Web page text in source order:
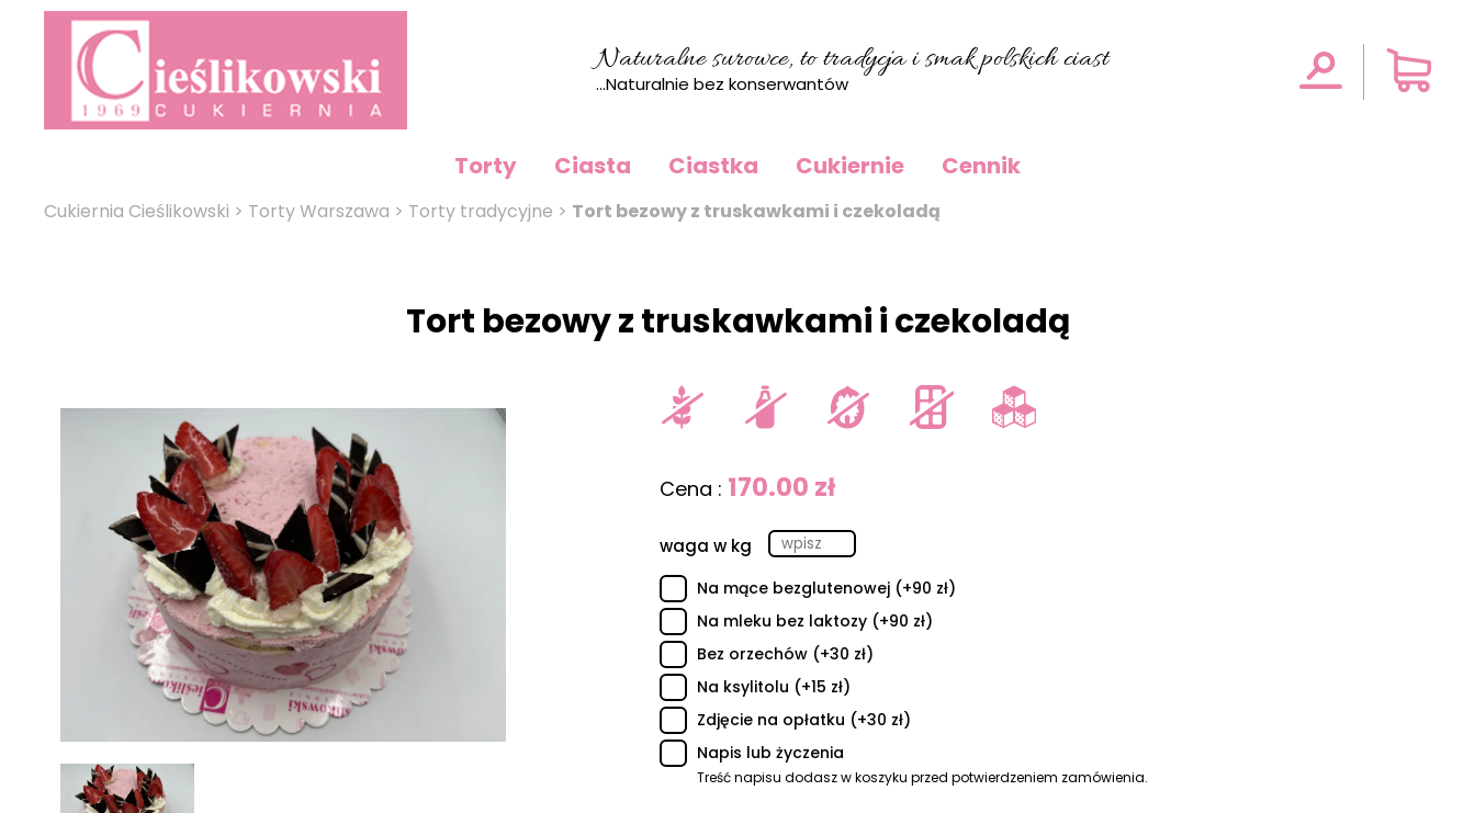
Naturalne surowce, to tradycja i smak polskich ciast
...Naturalnie bez konserwantów
Torty Ciasta Ciastka Cukiernie Cennik
Cukiernia Cieślikowski > Torty Warszawa > Torty tradycyjne > Tort bezowy z truskawkami i czekoladą
Tort bezowy z truskawkami i czekoladą
Cena : 170.00 zł
waga w kg
Na mące bezglutenowej (+90 zł)
Na mleku bez laktozy (+90 zł)
Bez orzechów (+30 zł)
Na ksylitolu (+15 zł)
Zdjęcie na opłatku (+30 zł)
Napis lub życzenia
Treść napisu dodasz w koszyku przed potwierdzeniem zamówienia.